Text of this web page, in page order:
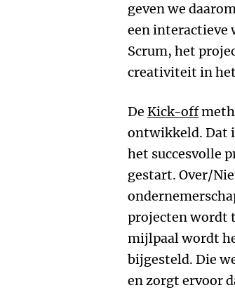
geven we
een interactieve
Scrum, het
creativiteit in
De Kick-off
ontwikkeld. Dat
het succesvolle
gestart. Over/
projecten wordt
mijlpaal wordt
bijgesteld. Die
en zorgt ervoor